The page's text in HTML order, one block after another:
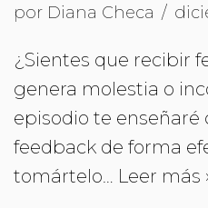
por Diana Checa
¿Sientes que recibir
genera molestia o
episodio te enseñaré
feedback de forma
tomártelo… Leer más